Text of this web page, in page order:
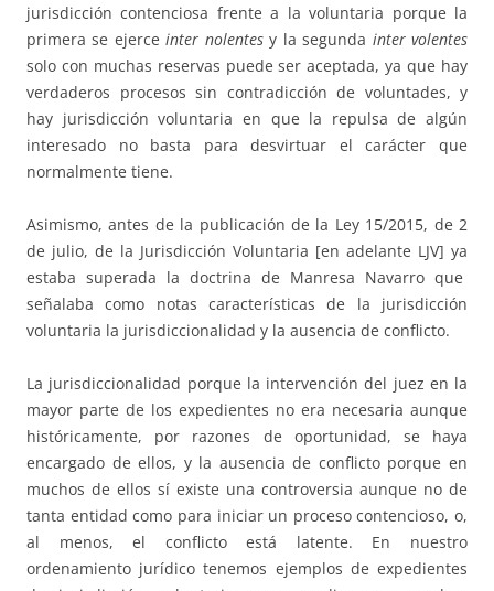
jurisdicción contenciosa frente a la voluntaria porque la
primera se ejerceinter nolentesy la segunda inter volentes
solo con muchas reservas puede ser aceptada, ya que hay
verdaderos procesos sin contradicción de voluntades, y
hay jurisdicción voluntaria en que la repulsa de algún
interesado no basta para desvirtuar el carácter que
normalmente tiene.
Asimismo, antes de la publicación de la Ley 15/2015, de 2
de julio, de la Jurisdicción Voluntaria [en adelante LJV] ya
estaba superada la doctrina de Manresa Navarro que
señalaba como notas características de la jurisdicción
voluntaria la jurisdiccionalidad y la ausencia de conflicto.
La jurisdiccionalidad porque la intervención del juez en la
mayor parte de los expedientes no era necesaria aunque
históricamente, por razones de oportunidad, se haya
encargado de ellos, y la ausencia de conflicto porque en
muchos de ellos sí existe una controversia aunque no de
tanta entidad como para iniciar un proceso contencioso, o,
al menos, el conflicto está latente. En nuestro
ordenamiento jurídico tenemos ejemplos de expedientes